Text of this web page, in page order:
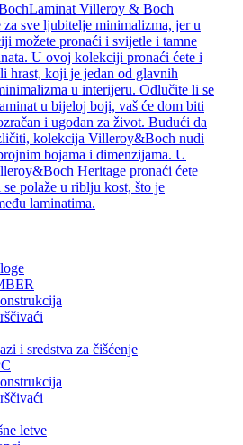
Laminat Villeroy & Boch
za sve ljubitelje minimalizma, jer u
možete pronaći i svijetle i tamne
U ovoj kolekciji pronaći ćete i
hrast, koji je jedan od glavnih
u interijeru. Odlučite li se
u bijeloj boji, vaš će dom biti
i ugodan za život. Budući da
kolekcija Villeroy&Boch nudi
bojama i dimenzijama. U
Heritage pronaći ćete
polaže u riblju kost, što je
laminatima.
i sredstva za čišćenje
letve